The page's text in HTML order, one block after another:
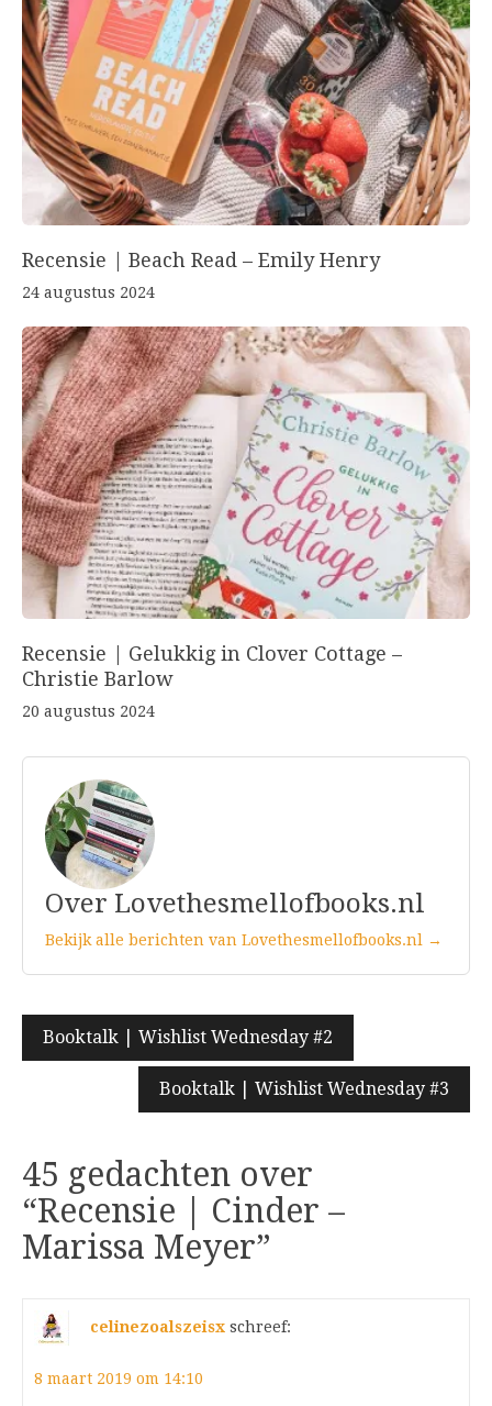
Recensie | Beach Read – Emily Henry
24 augustus 2024
Recensie | Gelukkig in Clover Cottage –
Christie Barlow
20 augustus 2024
Over Lovethesmellofbooks.nl
Bekijk alle berichten van Lovethesmellofbooks.nl →
Bericht
navigatie
Booktalk | Wishlist Wednesday #2
Booktalk | Wishlist Wednesday #3
45 gedachten over
“Recensie | Cinder –
Marissa Meyer”
celinezoalszeisx schreef:
8 maart 2019 om 14:10